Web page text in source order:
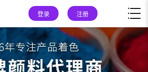
登录 注册